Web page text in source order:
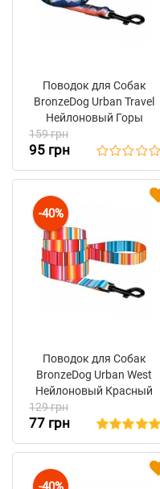
Поводок для Собак
BronzeDog Urban Travel
Нейлоновый Горы
159 грн
95 грн
-40%
Поводок для Собак
BronzeDog Urban West
Нейлоновый Красный
129 грн
77 грн